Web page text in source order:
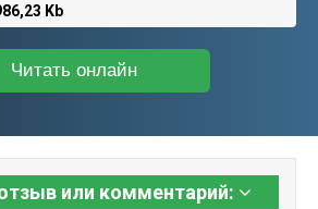
Kb
Читать онлайн
или комментарий: